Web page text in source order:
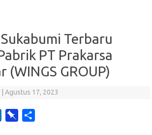
Terbaru
PT Prakarsa
(WINGS GROUP)
Agustus 17, 2023